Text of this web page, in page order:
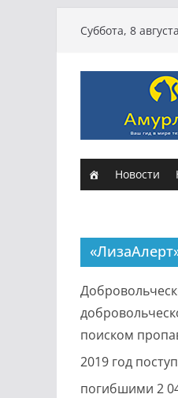
Суббота, 8
Новости
поиском
2019 год
погибшими 2